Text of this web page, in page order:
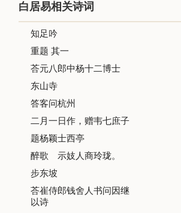
白居易相关诗词
知足吟
重题 其一
荅元八郎中杨十二博士
东山寺
答客问杭州
二月一日作，赠韦七庶子
题杨颖士西亭
醉歌 示妓人商玲珑。
步东坡
荅崔侍郎钱舍人书问因继
以诗